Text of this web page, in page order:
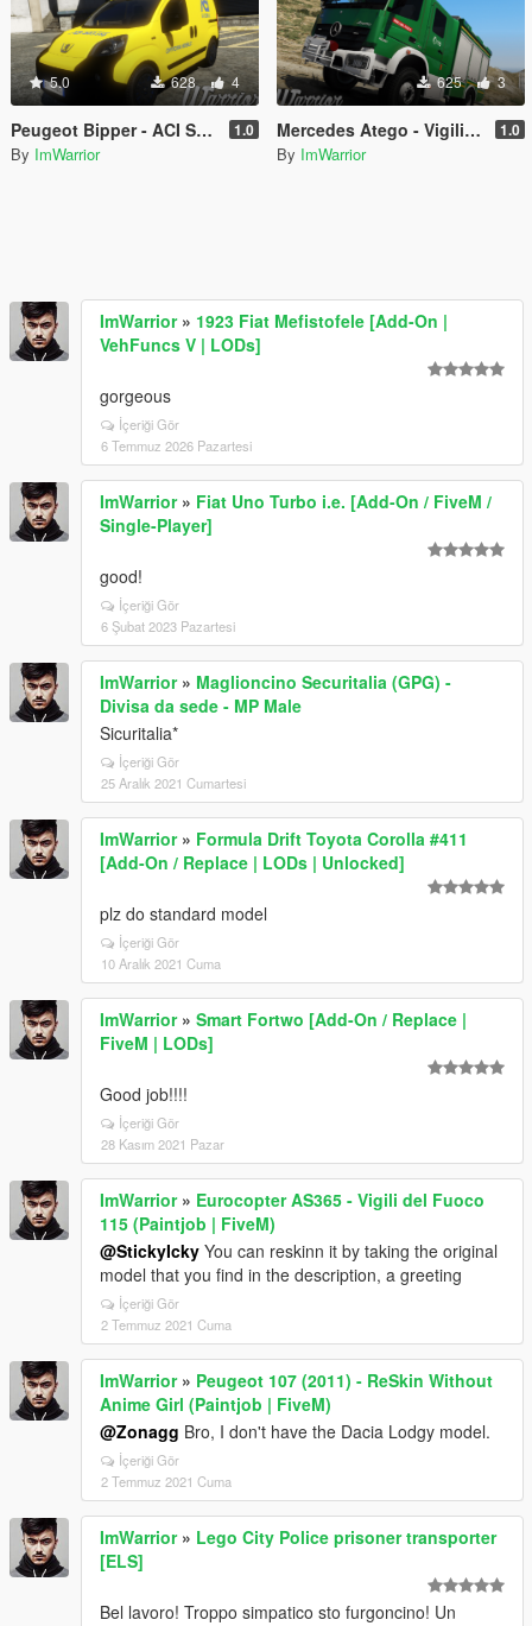
5.0 628 4
Peugeot Bipper - ACI Soccorso Stradale Officina Mobile (Paintjob | FiveM) 1.0
By ImWarrior
625 3
Mercedes Atego - Vigili del Fuoco 115 ex Forestale (Paintjob | FiveM) 1.0
By ImWarrior
ImWarrior» 1923 Fiat Mefistofele [Add-On |
VehFuncs V | LODs]
gorgeous
İçeriği Gör
6 Temmuz 2026 Pazartesi
ImWarrior» Fiat Uno Turbo i.e. [Add-On / FiveM /
Single-Player]
good!
İçeriği Gör
6 Şubat 2023 Pazartesi
ImWarrior» Maglioncino Securitalia (GPG) -
Divisa da sede - MP Male
Sicuritalia*
İçeriği Gör
25 Aralık 2021 Cumartesi
ImWarrior» Formula Drift Toyota Corolla #411
[Add-On / Replace | LODs | Unlocked]
plz do standard model
İçeriği Gör
10 Aralık 2021 Cuma
ImWarrior» Smart Fortwo [Add-On / Replace |
FiveM | LODs]
Good job!!!!
İçeriği Gör
28 Kasım 2021 Pazar
ImWarrior» Eurocopter AS365 - Vigili del Fuoco
115 (Paintjob | FiveM)
@StickyIcky You can reskinn it by taking the original
model that you find in the description, a greeting
İçeriği Gör
2 Temmuz 2021 Cuma
ImWarrior» Peugeot 107 (2011) - ReSkin Without
Anime Girl (Paintjob | FiveM)
@Zonagg Bro, I don't have the Dacia Lodgy model.
İçeriği Gör
2 Temmuz 2021 Cuma
ImWarrior» Lego City Police prisoner transporter
[ELS]
Bel lavoro! Troppo simpatico sto furgoncino! Un